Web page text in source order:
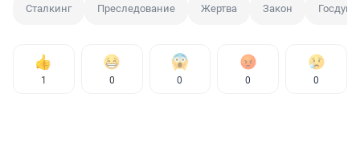
Сталкинг Преследование Жертва Закон Госдума
1 0 0 0 0